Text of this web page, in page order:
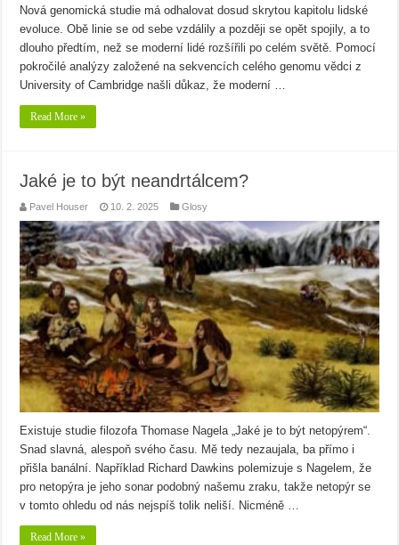
Nová genomická studie má odhalovat dosud skrytou kapitolu lidské
evoluce. Obě linie se od sebe vzdálily a později se opět spojily, a to
dlouho předtím, než se moderní lidé rozšířili po celém světě. Pomocí
pokročilé analýzy založené na sekvencích celého genomu vědci z
University of Cambridge našli důkaz, že moderní …
Read More »
Jaké je to být neandrtálcem?
Pavel Houser 10. 2. 2025 Glosy
Existuje studie filozofa Thomase Nagela „Jaké je to být netopýrem“.
Snad slavná, alespoň svého času. Mě tedy nezaujala, ba přímo i
přišla banální. Například Richard Dawkins polemizuje s Nagelem, že
pro netopýra je jeho sonar podobný našemu zraku, takže netopýr se
v tomto ohledu od nás nejspíš tolik neliší. Nicméně …
Read More »